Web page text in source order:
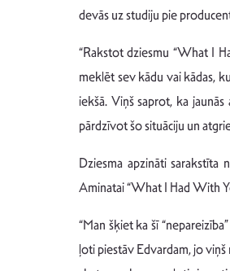
devās uz studiju pie
“Rakstot dziesmu “What I
meklēt sev kādu vai kādas,
iekšā. Viņš saprot, ka
pārdzīvot šo situāciju un
Dziesma apzināti
Aminatai “What I Had With
“Man šķiet ka šī
ļoti piestāv Edvardam, jo viņš